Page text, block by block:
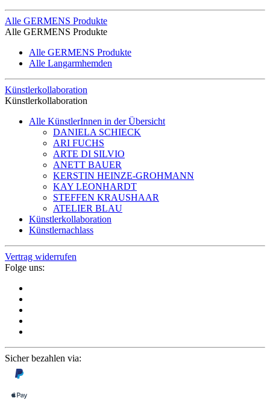
Alle GERMENS Produkte
Alle GERMENS Produkte
Alle GERMENS Produkte
Alle Langarmhemden
Künstlerkollaboration
Künstlerkollaboration
Alle KünstlerInnen in der Übersicht
DANIELA SCHIECK
ARI FUCHS
ARTE DI SILVIO
ANETT BAUER
KERSTIN HEINZE-GROHMANN
KAY LEONHARDT
STEFFEN KRAUSHAAR
ATELIER BLAU
Künstlerkollaboration
Künstlernachlass
Vertrag widerrufen
Folge uns:
Sicher bezahlen via: